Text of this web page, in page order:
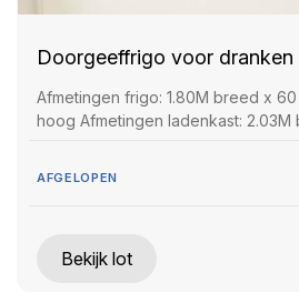
Doorgeeffrigo voor dranken
Afmetingen frigo: 1.80M breed x
hoog Afmetingen ladenkast: 2.03M
AFGELOPEN
Bekijk lot